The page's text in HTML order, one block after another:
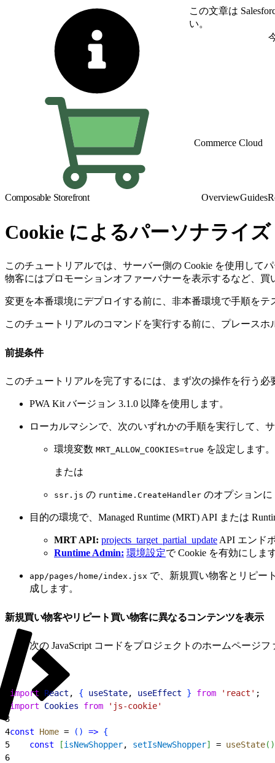
この文章は
い。
Commerce Cloud
Composable Storefront OverviewGuides
Cookie によるパーソナライズ
このチュートリアルでは、サーバー側の Cookie を使用して
物客にはプロモーションオファーバナーを表示するなど、
変更を本番環境にデプロイする前に、非本番環境で手順をテ
このチュートリアルのコマンドを実行する前に、プレース
前提条件
このチュートリアルを完了するには、まず次の操作を行う必
PWA Kit バージョン 3.1.0 以降を使用します。
ローカルマシンで、次のいずれかの手順を実行して、
環境変数 MRT_ALLOW_COOKIES=true を設定します。
または
ssr.js の runtime.CreateHandler のオプションに
目的の環境で、Managed Runtime (MRT) API または
MRT API: projects_target_partial_update API エンド
Runtime Admin: 環境設定で Cookie を有効にしま
app/pages/home/index.jsx で、新規買い物客とリピー
成します。
新規買い物客やリピート買い物客に異なるコンテンツを表示
次の JavaScript コードをプロジェクトのホームページ
import React , { useState, useEffect } from 'react' ;
import Cookies from 'js-cookie'
3
4const Home = ( ) => {
5
    const
[isNewShopper, setIsNewShopper] = useState( )
6